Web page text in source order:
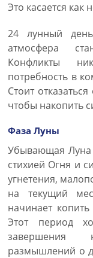
Это касается
24 лунный
атмосфера
Конфликты
потребность в
Стоит
чтобы накопить
Фаза Луны
Убывающая Луна
стихией Огня и
угнетения,
на текущий
начинает
Этот период
завершения
размышлений о